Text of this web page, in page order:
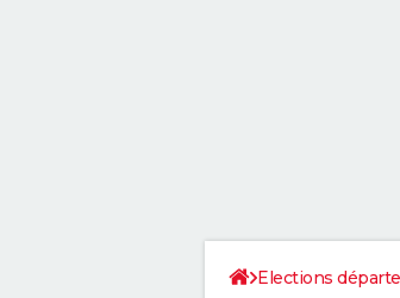
Elections